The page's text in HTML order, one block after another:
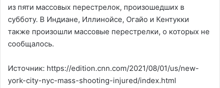
из пяти массовых перестрелок, произошедших в
субботу. В Индиане, Иллинойсе, Огайо и Кентукки
также произошли массовые перестрелки, о которых не
сообщалось.
Источник: https://edition.cnn.com/2021/08/01/us/new-
york-city-nyc-mass-shooting-injured/index.html